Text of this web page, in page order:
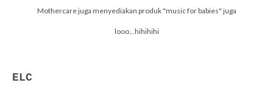
Mothercare juga menyediakan produk "music for babies" juga
looo...hihihihi
ELC